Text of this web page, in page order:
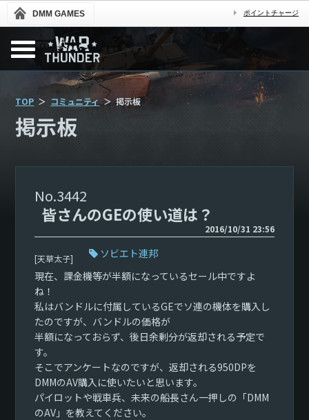
DMM GAMES ポイントチャージ
TOP コミュニティ 掲示板
掲示板
3442
皆さんのGEの使い道は？
2016/10/31 23:56
[天草太子]
ソビエト連邦
現在、課金機等が半額になっているセール中ですよ
ね！
私はバンドルに付属しているGEでソ連の機体を購入し
たのですが、バンドルの価格が
半額になっておらず、後日余剰分が返却される予定で
す。
そこでアンケートなのですが、返却される950DPを
DMMのAV購入に使いたいと思います。
パイロットや戦車兵、未来の船長さん一押しの「DMM
のAV」を教えてください。